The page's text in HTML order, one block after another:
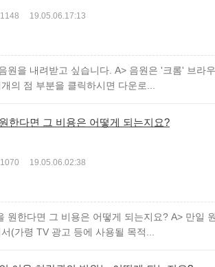
1148 19.05.06. 17:13
원을 내려받고 싶습니다. A> 음원은 '크롬' 브라
의 점 부분을 클릭하시면 다운로...
한다면 그 비용은 어떻게 되는지요?
1070 19.05.06. 02:38
원한다면 그 비용은 어떻게 되는지요? A> 만일
(가령 TV 광고 등에 사용될 목적...